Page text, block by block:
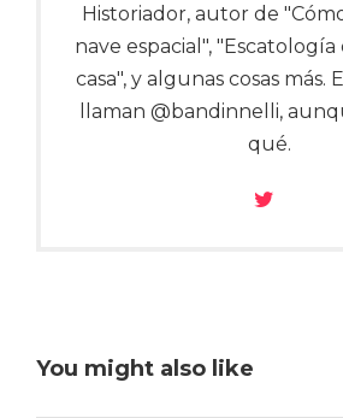
Historiador, autor de
nave espacial",
casa", y algunas cosas
llaman @bandinnelli,
qué.
You might also like